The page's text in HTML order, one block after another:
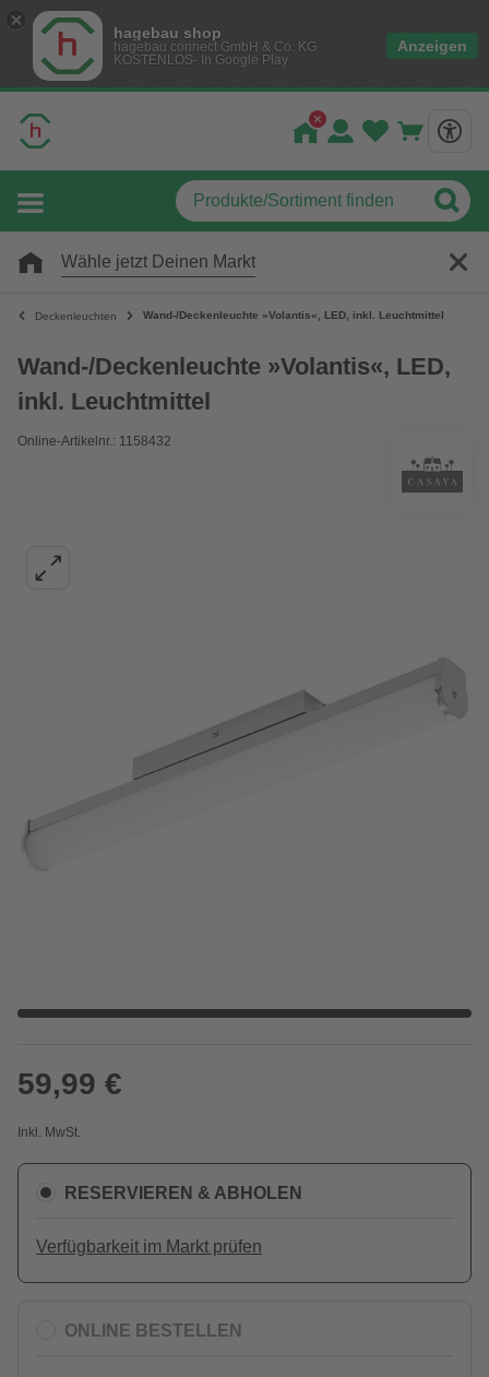
hagebau shop
hagebau connect GmbH & Co. KG
KOSTENLOS- In Google Play
Anzeigen
Wähle jetzt Deinen Markt
Deckenleuchten Wand-/Deckenleuchte »Volantis«, LED, inkl. Leuchtmittel
Wand-/Deckenleuchte »Volantis«, LED,
inkl. Leuchtmittel
Online-Artikelnr.: 1158432
59,99 €
Inkl. MwSt.
RESERVIEREN & ABHOLEN
Verfügbarkeit im Markt prüfen
ONLINE BESTELLEN